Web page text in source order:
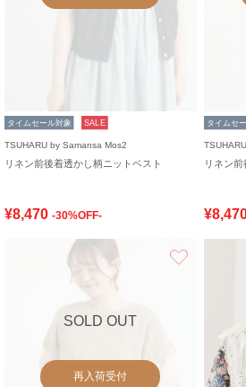
タイムセール対象 SALE
TSUHARU by Samansa Mos2
リネン前後着透かし柄ニットベスト
¥8,470 -30%OFF-
タイムセ
リネン
SOLD OUT
再入荷受付